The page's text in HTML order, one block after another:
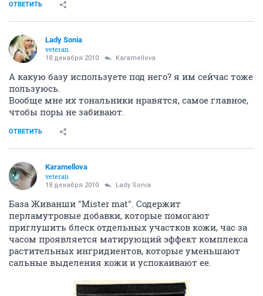
ОТВЕТИТЬ
Lady Sonia
veteran
18 декабря 2010 Karamellova
А какую базу используете под него? я им сейчас тоже
пользуюсь.
Вообще мне их тональники нравятся, самое главное,
чтобы поры не забивают.
ОТВЕТИТЬ
Karamellova
veteran
18 декабря 2010 Lady Sonia
База Живанши "Mister mat". Содержит
перламутровые добавки, которые помогают
приглушить блеск отдельных участков кожи, час за
часом проявляется матирующий эффект комплекса
растительных ингридиентов, которые уменьшают
сальные выделения кожи и успокаивают ее.